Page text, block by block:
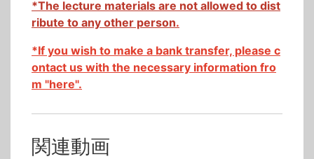
*The lecture materials are not allowed to dist
ribute to any other person.
*If you wish to make a bank transfer, please c
ontact us with the necessary information fro
m "here".
関連動画